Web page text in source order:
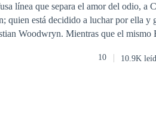
línea que separa el amor del odio, a
quien está decidido a luchar por ella y
Woodwryn. Mientras que el mismo
perder ni a doblegarse ante él. Un nuevo
profundas de su amor?
10 10.9K